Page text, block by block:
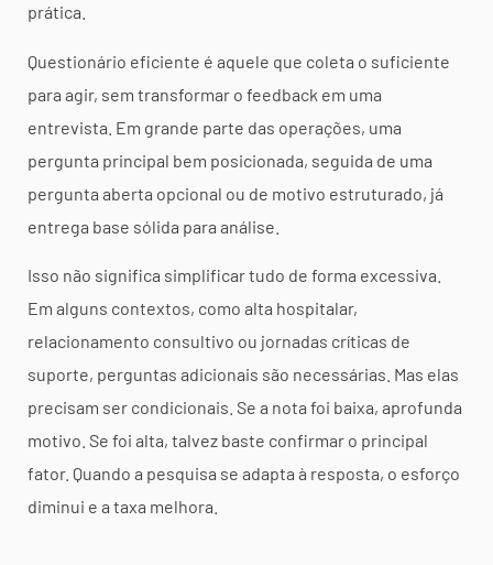
prática.
Questionário eficiente é aquele que coleta o suficiente
para agir, sem transformar o feedback em uma
entrevista. Em grande parte das operações, uma
pergunta principal bem posicionada, seguida de uma
pergunta aberta opcional ou de motivo estruturado, já
entrega base sólida para análise.
Isso não significa simplificar tudo de forma excessiva.
Em alguns contextos, como alta hospitalar,
relacionamento consultivo ou jornadas críticas de
suporte, perguntas adicionais são necessárias. Mas elas
precisam ser condicionais. Se a nota foi baixa, aprofunda
motivo. Se foi alta, talvez baste confirmar o principal
fator. Quando a pesquisa se adapta à resposta, o esforço
diminui e a taxa melhora.